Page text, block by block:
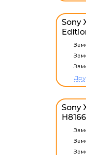
Sony
Sony
H8166